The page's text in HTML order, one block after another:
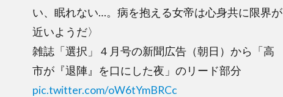
い、眠れない…。病を抱える女帝は心身共に限界が
近いようだ〉
雑誌「選択」４月号の新聞広告（朝日）から「高
市が『退陣』を口にした夜」のリード部分
pic.twitter.com/oW6tYmBRCc